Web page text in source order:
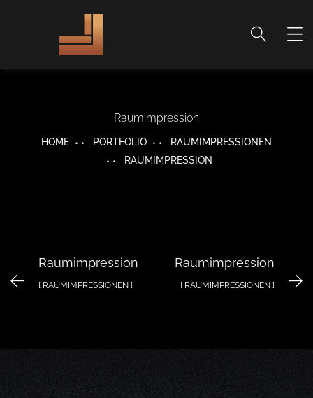
Raumimpression
HOME PORTFOLIO
RAUMIMPRESSIONEN
RAUMIMPRESSION
Raumimpression
[ RAUMIMPRESSIONEN ]
Raumimpression
[ RAUMIMPRESSIONEN ]